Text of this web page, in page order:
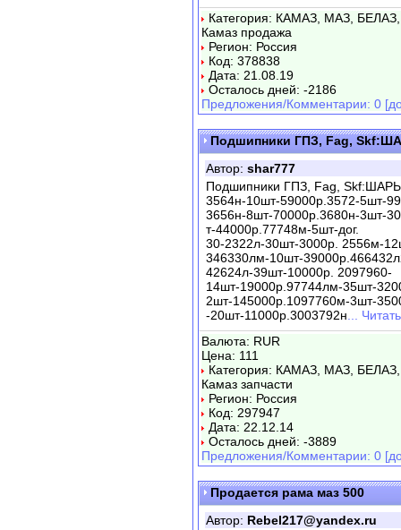
Категория: КАМАЗ, МАЗ,
Камаз продажа
Регион: Россия
Код: 378838
Дата: 21.08.19
Осталось дней: -2186
Предложения/Комментарии: 0
Подшипники ГПЗ, Fag,
Автор: shar777
Подшипники ГПЗ, Fag,
3564н-10шт-59000р.3572-5шт-
3656н-8шт-70000р.3680н-3шт-
т-44000р.77748м-5шт-дог.
30-2322л-30шт-3000р. 2556м-
346330лм-10шт-
42624л-39шт-10000р. 2097960-
14шт-19000р.97744лм-35шт-
2шт-145000р.1097760м-3шт-
-20шт-11000р.3003792н ...
Валюта: RUR
Цена: 111
Категория: КАМАЗ, МАЗ,
Камаз запчасти
Регион: Россия
Код: 297947
Дата: 22.12.14
Осталось дней: -3889
Предложения/Комментарии: 0
Продается рама маз 500
Автор: Rebel217@yandex.ru